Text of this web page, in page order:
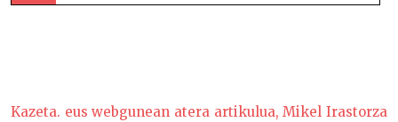
Kazeta. eus webgunean atera artikulua, Mikel Irastorza